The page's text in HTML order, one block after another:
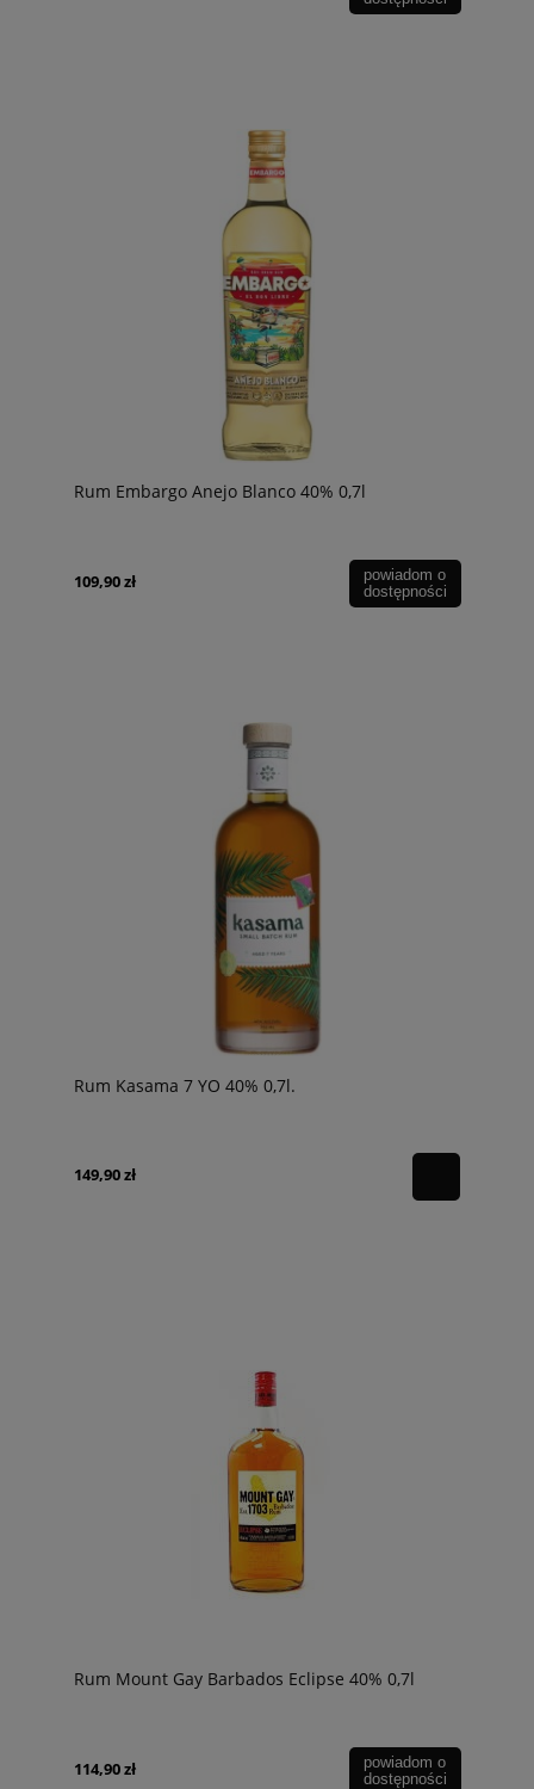
Rum Embargo Anejo Blanco 40% 0,7l
109,90 zł
powiadom o
dostępności
Rum Kasama 7 YO 40% 0,7l.
149,90 zł
Rum Mount Gay Barbados Eclipse 40% 0,7l
114,90 zł
powiadom o
dostępności